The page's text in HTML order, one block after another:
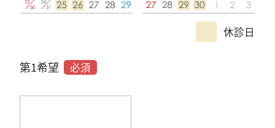
休診日
第1希望 必須